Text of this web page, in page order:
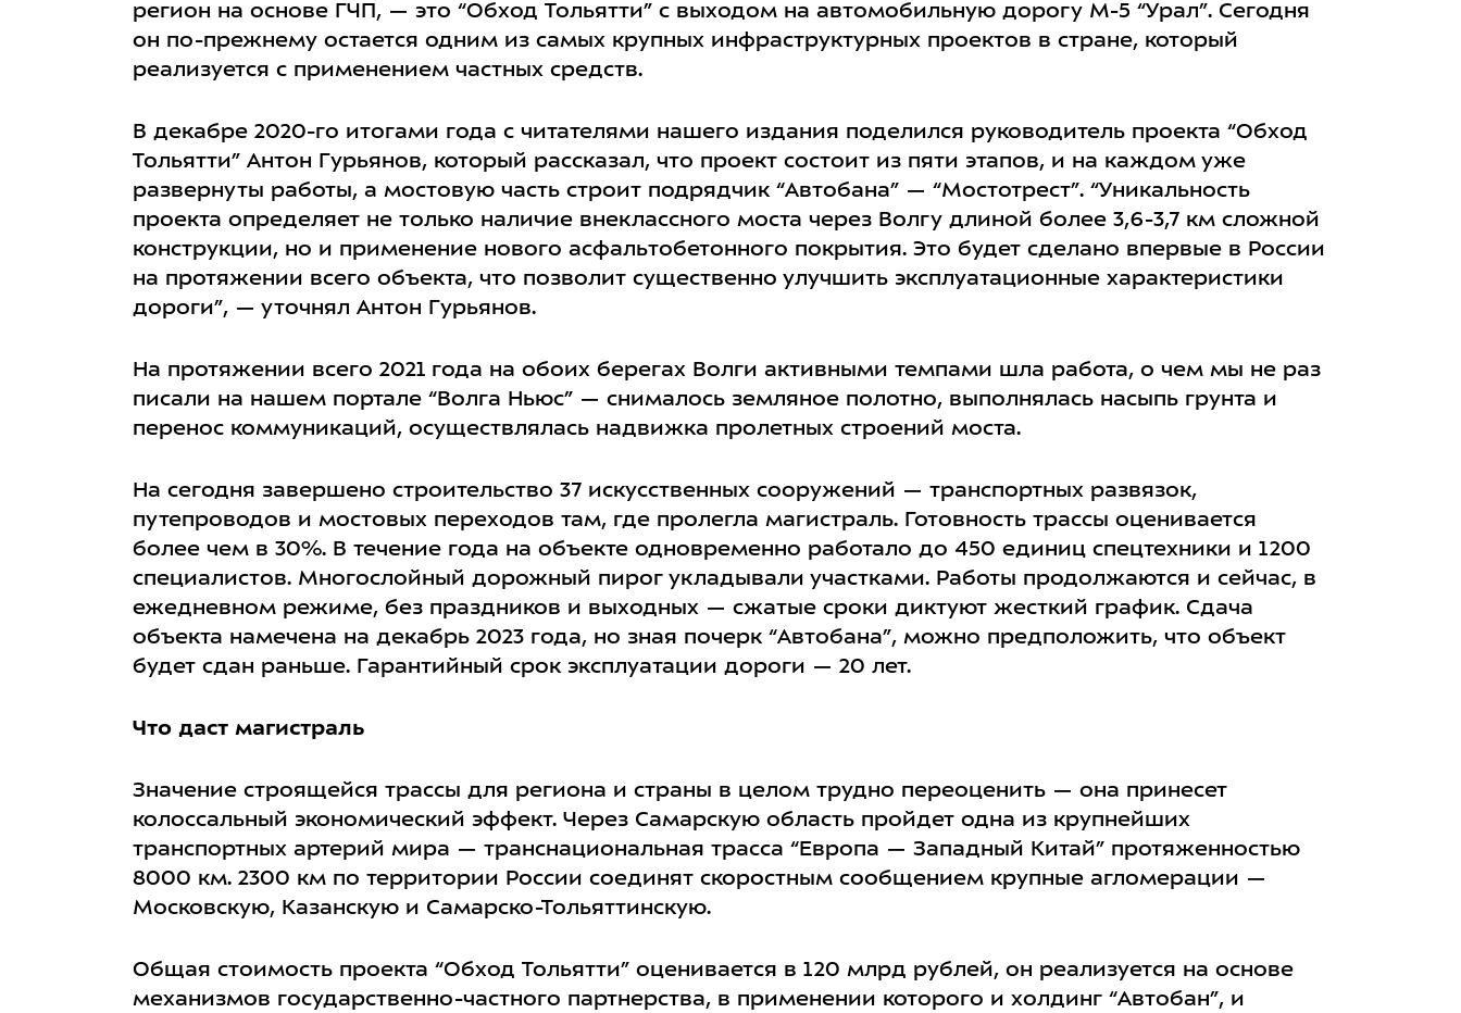
регион на основе ГЧП, — это “Обход Тольятти” с выходом на автомобильную дорогу М-5 “Урал”. Сегодня
он по-прежнему остается одним из самых крупных инфраструктурных проектов в стране, который
реализуется с применением частных средств.
В декабре 2020-го итогами года с читателями нашего издания поделился руководитель проекта “Обход
Тольятти” Антон Гурьянов, который рассказал, что проект состоит из пяти этапов, и на каждом уже
развернуты работы, а мостовую часть строит подрядчик “Автобана” — “Мостотрест”. “Уникальность
проекта определяет не только наличие внеклассного моста через Волгу длиной более 3,6-3,7 км сложной
конструкции, но и применение нового асфальтобетонного покрытия. Это будет сделано впервые в России
на протяжении всего объекта, что позволит существенно улучшить эксплуатационные характеристики
дороги”, — уточнял Антон Гурьянов.
На протяжении всего 2021 года на обоих берегах Волги активными темпами шла работа, о чем мы не раз
писали на нашем портале “Волга Ньюс” — снималось земляное полотно, выполнялась насыпь грунта и
перенос коммуникаций, осуществлялась надвижка пролетных строений моста.
На сегодня завершено строительство 37 искусственных сооружений — транспортных развязок,
путепроводов и мостовых переходов там, где пролегла магистраль. Готовность трассы оценивается
более чем в 30%. В течение года на объекте одновременно работало до 450 единиц спецтехники и 1200
специалистов. Многослойный дорожный пирог укладывали участками. Работы продолжаются и сейчас, в
ежедневном режиме, без праздников и выходных — сжатые сроки диктуют жесткий график. Сдача
объекта намечена на декабрь 2023 года, но зная почерк “Автобана”, можно предположить, что объект
будет сдан раньше. Гарантийный срок эксплуатации дороги — 20 лет.
Что даст магистраль
Значение строящейся трассы для региона и страны в целом трудно переоценить — она принесет
колоссальный экономический эффект. Через Самарскую область пройдет одна из крупнейших
транспортных артерий мира — транснациональная трасса “Европа — Западный Китай” протяженностью
8000 км. 2300 км по территории России соединят скоростным сообщением крупные агломерации —
Московскую, Казанскую и Самарско-Тольяттинскую.
Общая стоимость проекта “Обход Тольятти” оценивается в 120 млрд рублей, он реализуется на основе
механизмов государственно-частного партнерства, в применении которого и холдинг “Автобан”, и